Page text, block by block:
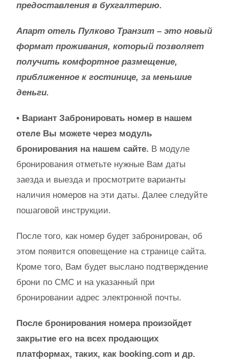
предоставления в бухгалтерию.
Апарт отель Пулково Транзит – это новый
формат проживания, который позволяет
получить комфортное размещение,
приближенное к гостинице, за меньшие
деньги.
• Вариант Забронировать номер в нашем
отеле Вы можете через модуль
бронирования на нашем сайте. В модуле
бронирования отметьте нужные Вам даты
заезда и выезда и просмотрите варианты
наличия номеров на эти даты. Далее следуйте
пошаговой инструкции.
После того, как номер будет забронирован, об
этом появится оповещение на странице сайта.
Кроме того, Вам будет выслано подтверждение
брони по СМС и на указанный при
бронировании адрес электронной почты.
После бронирования номера произойдет
закрытие его на всех продающих
платформах, таких, как booking.com и др.